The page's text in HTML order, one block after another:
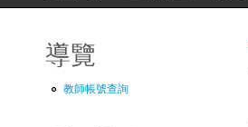
導覽
教師帳號查詢